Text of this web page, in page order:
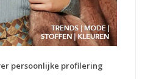
persoonlijke profilering